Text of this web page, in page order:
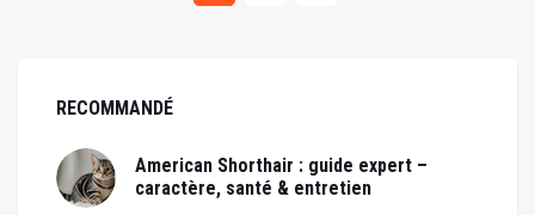
RECOMMANDÉ
American Shorthair : guide expert –
caractère, santé & entretien